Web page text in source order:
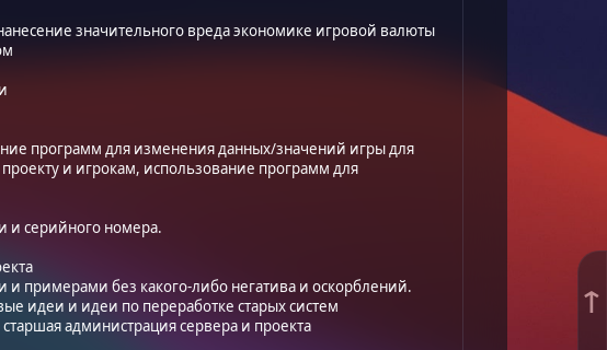
↑
значительного вреда экономике игровой валюты
программ для изменения данных/значений игры для
и игрокам, использование программ для
и серийного номера.
примерами без какого-либо негатива и оскорблений.
идеи и идеи по переработке старых систем
администрация сервера и проекта